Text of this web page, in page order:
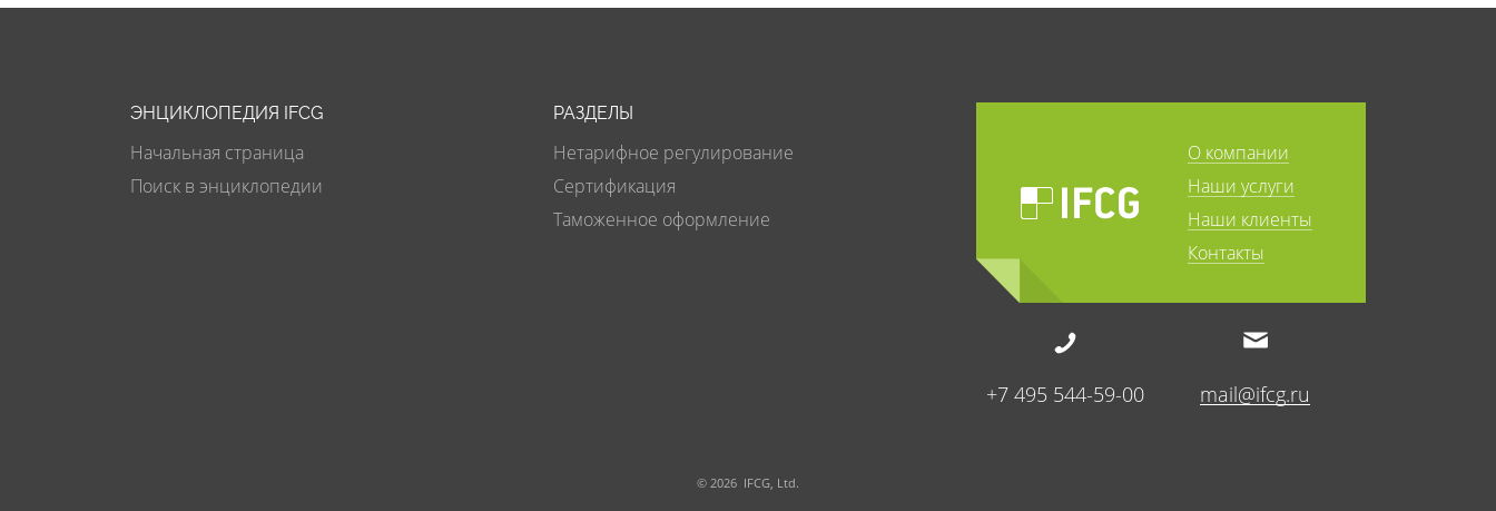
ЭНЦИКЛОПЕДИЯ IFCG
Начальная страница
Поиск в энциклопедии
РАЗДЕЛЫ
Нетарифное регулирование
Сертификация
Таможенное оформление
О компании
Наши услуги
Наши клиенты
Контакты
+7 495 544-59-00 mail@ifcg.ru
© 2026 IFCG, Ltd.